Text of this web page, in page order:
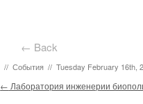
← Back
// События // Tuesday February 16th,
Post navigation
← Лаборатория инженерии